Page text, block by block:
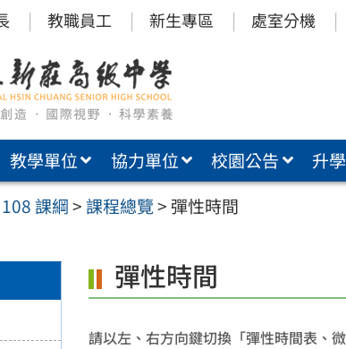
教職員工 新生專區 處室分機
教學單位 協力單位 校園公告 升
108 課綱>課程總覽> 彈性時間
彈性時間
請以左、右方向鍵切換「彈性時間表、